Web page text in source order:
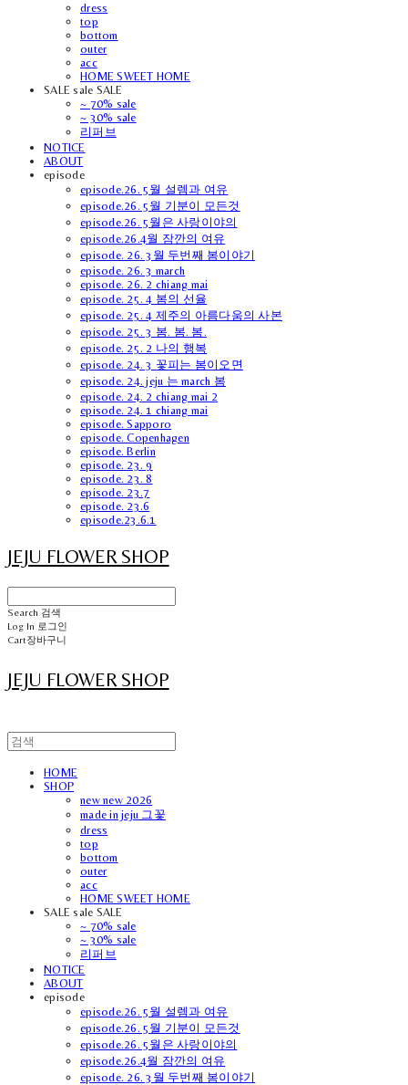
dress
top
bottom
outer
acc
HOME SWEET HOME
SALE sale SALE
~ 70% sale
~ 30% sale
리퍼브
NOTICE
ABOUT
episode
episode.26. 5월 설렘과 여유
episode.26. 5월 기분이 모든것
episode.26. 5월은 사랑이야의
episode.26.4월 잠깐의 여유
episode. 26. 3월 두번째 봄이야기
episode. 26. 3 march
episode. 26. 2 chiang mai
episode. 25. 4 봄의 선율
episode. 25. 4 제주의 아름다움의 사본
episode. 25. 3 봄. 봄. 봄.
episode. 25. 2 나의 행복
episode. 24. 3 꽃피는 봄이오면
episode. 24. jeju 는 march 봄
episode. 24. 2 chiang mai 2
episode. 24. 1 chiang mai
episode. Sapporo
episode. Copenhagen
episode. Berlin
episode. 23. 9
episode. 23. 8
episode. 23.7
episode. 23.6
episode.23.6.1
JEJU FLOWER SHOP
Search 검색
Log In 로그인
Cart장바구니
JEJU FLOWER SHOP
HOME
SHOP
new new 2026
made in jeju 그꽃
dress
top
bottom
outer
acc
HOME SWEET HOME
SALE sale SALE
~ 70% sale
~ 30% sale
리퍼브
NOTICE
ABOUT
episode
episode.26. 5월 설렘과 여유
episode.26. 5월 기분이 모든것
episode.26. 5월은 사랑이야의
episode.26.4월 잠깐의 여유
episode. 26. 3월 두번째 봄이야기